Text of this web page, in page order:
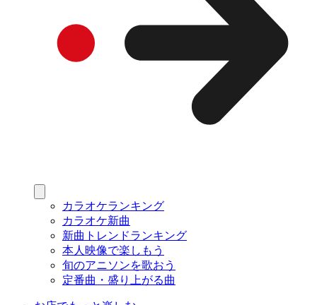
カラオケランキング
カラオケ新曲
新曲トレンドランキング
本人映像で楽しもう
旬のアニソンを歌おう
定番曲・盛り上がる曲